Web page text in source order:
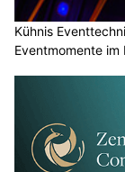
Kühnis
Eventmomente im